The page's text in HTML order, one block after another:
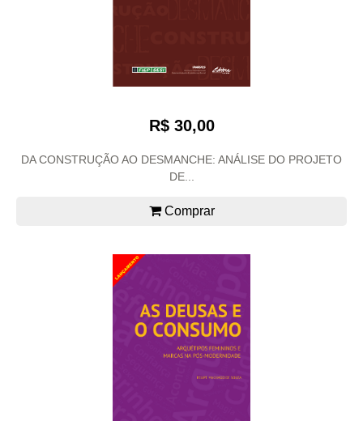
R$ 30,00
DA CONSTRUÇÃO AO DESMANCHE: ANÁLISE DO PROJETO
DE...
Comprar